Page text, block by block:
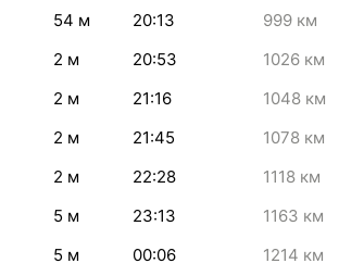
54 м 20:13 999 км
2 м 20:53 1026 км
2 м 21:16 1048 км
2 м 21:45 1078 км
2 м 22:28 1118 км
5 м 23:13 1163 км
5 м 00:06 1214 км